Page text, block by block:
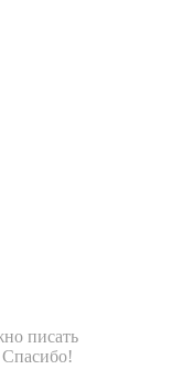
писать
Спасибо!